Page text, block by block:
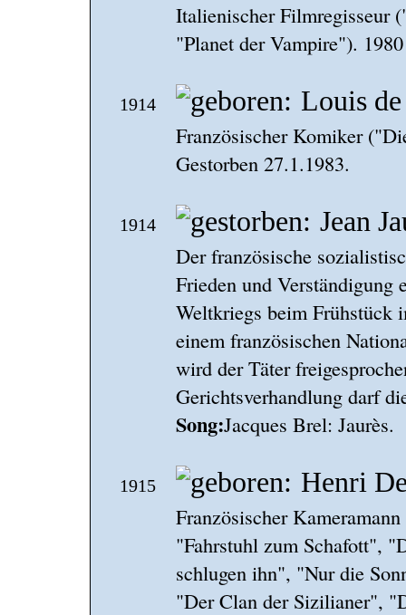
Italienischer Filmregisseur
"Planet der Vampire").
1914 Louis
Französischer Komiker
Gestorben 27.1.1983.
1914 Jean
Der französische
Frieden und Verständigung
Weltkriegs beim Frühstück
einem französischen
wird der Täter
Gerichtsverhandlung darf
Song:Jacques Brel: Jaurès.
1915 Henri
Französischer
"Fahrstuhl zum Schafott",
schlugen ihn", "Nur die
"Der Clan der Sizilianer",